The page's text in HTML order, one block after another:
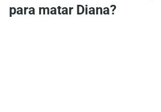
para matar Diana?